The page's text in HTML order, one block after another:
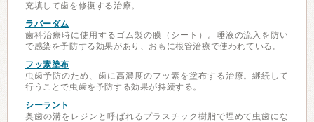
充填して歯を修復する治療。
ラバーダム
歯科治療時に使用するゴム製の膜（シート）。唾液の流入を防い
で感染を予防する効果があり、おもに根管治療で使われている。
フッ素塗布
虫歯予防のため、歯に高濃度のフッ素を塗布する治療。継続して
行うことで虫歯を予防する効果が持続する。
シーラント
奥歯の溝をレジンと呼ばれるプラスチック樹脂で埋めて虫歯にな